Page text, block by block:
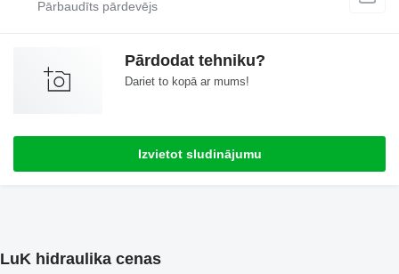
Pārdodat tehniku?
Dariet to kopā ar mums!
Izvietot sludinājumu
LuK hidraulika cenas